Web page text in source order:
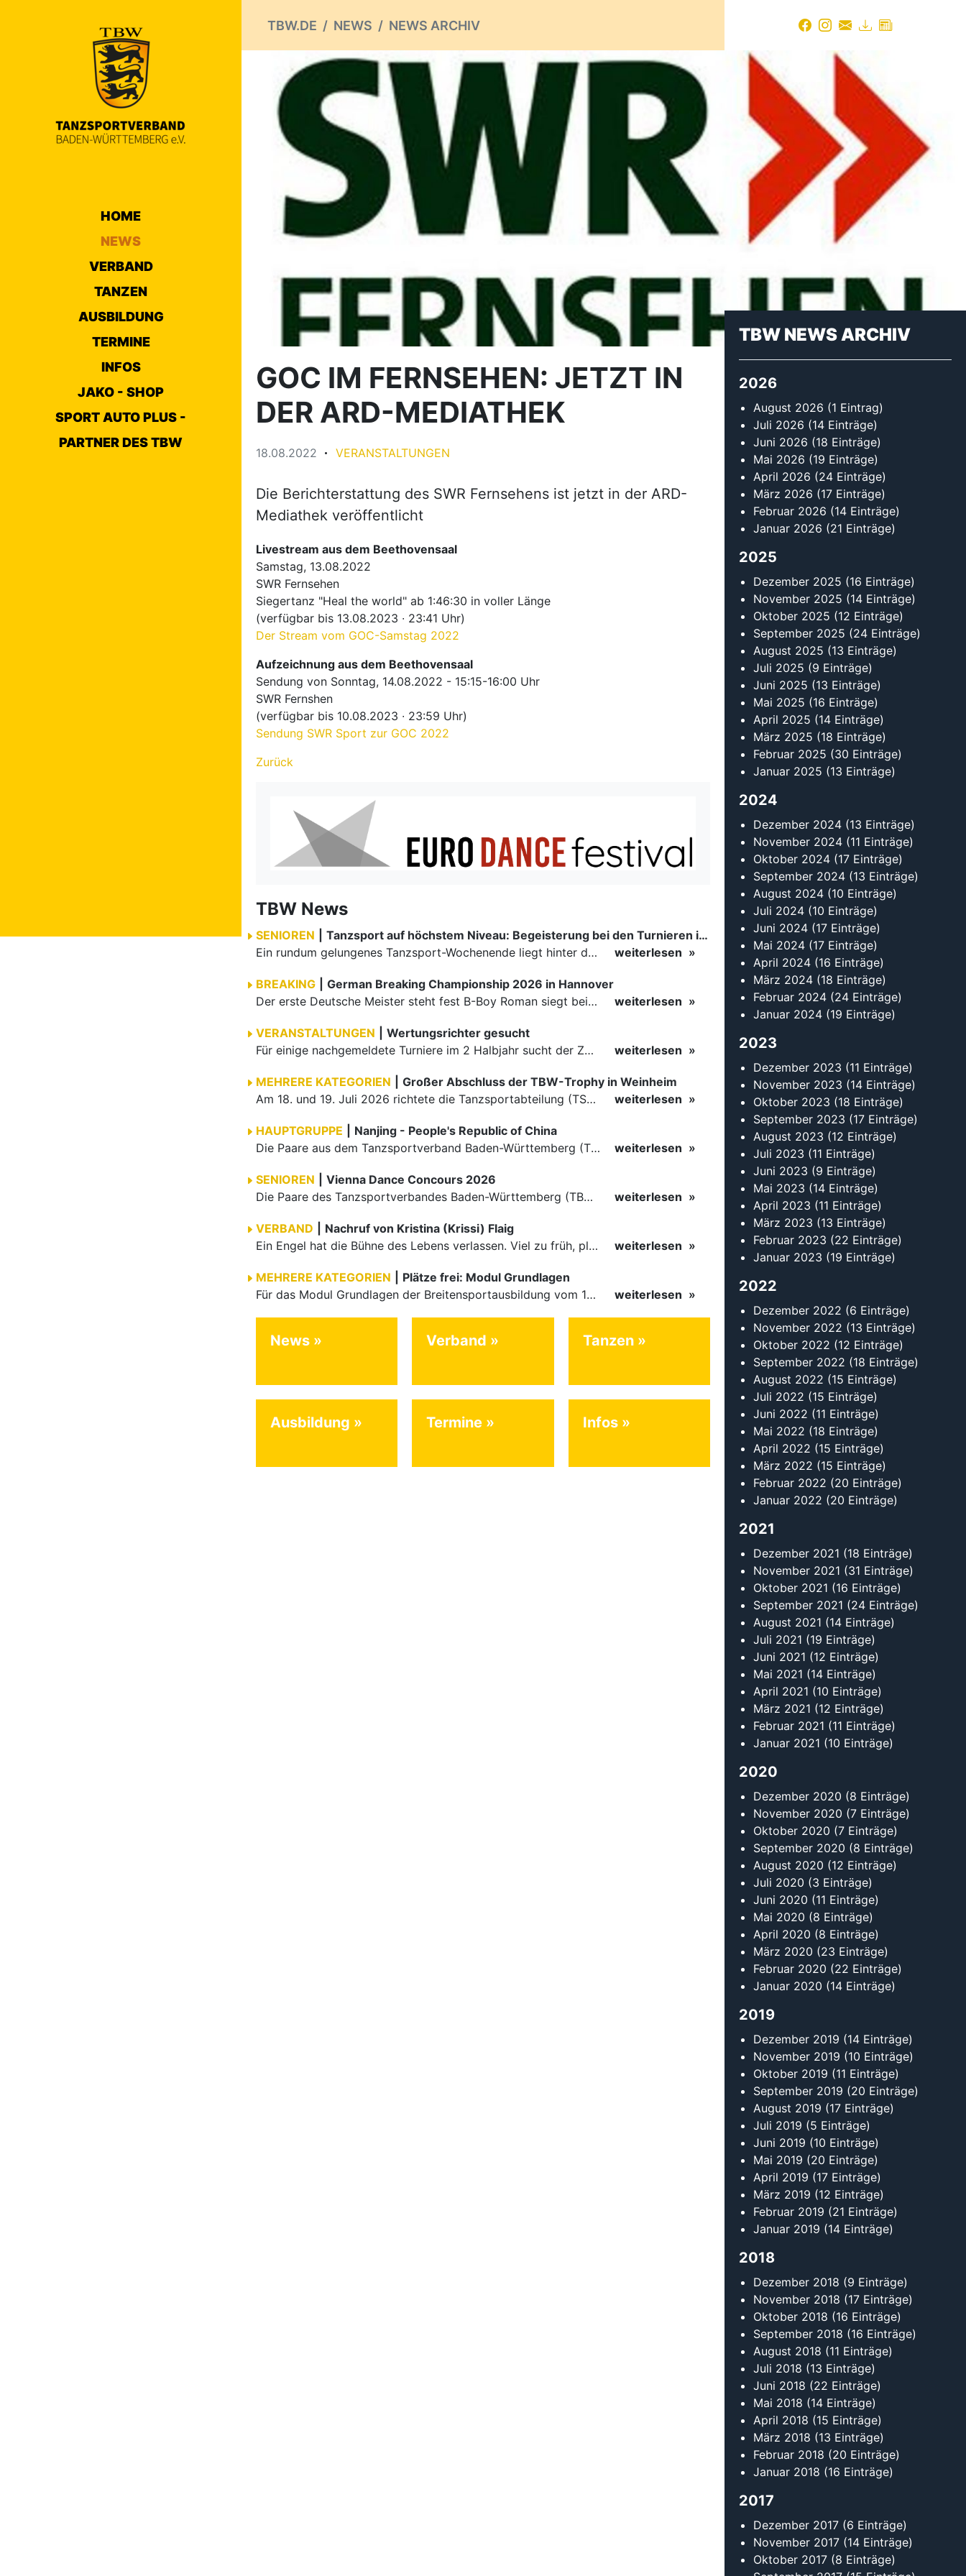
HOME
NEWS
VERBAND
TANZEN
AUSBILDUNG
TERMINE
INFOS
JAKO - SHOP
SPORT AUTO PLUS -
PARTNER DES TBW
TBW.DE NEWS NEWS ARCHIV
GOC IM FERNSEHEN: JETZT IN
DER ARD-MEDIATHEK
18.08.2022 VERANSTALTUNGEN
Die Berichterstattung des SWR Fernsehens ist jetzt in der ARD-
Mediathek veröffentlicht
Livestream aus dem Beethovensaal
Samstag, 13.08.2022
SWR Fernsehen
Siegertanz "Heal the world" ab 1:46:30 in voller Länge
(verfügbar bis 13.08.2023 ∙ 23:41 Uhr)
Der Stream vom GOC-Samstag 2022
Aufzeichnung aus dem Beethovensaal
Sendung von Sonntag, 14.08.2022 - 15:15-16:00 Uhr
SWR Fernshen
(verfügbar bis 10.08.2023 ∙ 23:59 Uhr)
Sendung SWR Sport zur GOC 2022
Zurück
TBW News
SENIOREN
Tanzsport auf höchstem Niveau: Begeisterung bei den Turnieren in…
Ein rundum gelungenes Tanzsport-Wochenende liegt hinter den Paaren und Organisatoren in Enzklösterle. Am 1. und 2. August 2026 verwandelte sich die Festhalle wieder in einen lebendigen Mittelpunkt des…
weiterlesen
BREAKING
German Breaking Championship 2026 in Hannover
Der erste Deutsche Meister steht fest B-Boy Roman siegt bei den Juniors
weiterlesen
VERANSTALTUNGEN
Wertungsrichter gesucht
Für einige nachgemeldete Turniere im 2 Halbjahr sucht der ZWE noch Wertungsrichter.
weiterlesen
MEHRERE KATEGORIEN
Großer Abschluss der TBW-Trophy in Weinheim
Am 18. und 19. Juli 2026 richtete die Tanzsportabteilung (TSA) der TSG 1862 Weinheim das Abschlussturnier der diesjährigen TBW-Trophy-Serie aus. Zum traditionellen Saisonfinale kamen rund 400 Starts über…
weiterlesen
HAUPTGRUPPE
Nanjing - People's Republic of China
Die Paare aus dem Tanzsportverband Baden-Württemberg (TBW) haben beim hochklassig besetzten WDSF GrandSlam im chinesischen Nanjing wieder einmal auf internationalem Top-Niveau geglänzt. Das…
weiterlesen
SENIOREN
Vienna Dance Concours 2026
Die Paare des Tanzsportverbandes Baden-Württemberg (TBW) glänzten auf dem internationalen Parkett des Vienna Dance Concourse 2026 im Wiener Rathaus mit hervorragenden Platzierungen Ergebnisse unter: …
weiterlesen
VERBAND
Nachruf von Kristina (Krissi) Flaig
Ein Engel hat die Bühne des Lebens verlassen. Viel zu früh, plötzlich und für uns alle unfassbar, wurde unsere geliebte Kristina (Krissi) Flaig im Alter von 36 Jahren aus dem Leben gerissen. Das Tanzen…
weiterlesen
MEHRERE KATEGORIEN
Plätze frei: Modul Grundlagen
Für das Modul Grundlagen der Breitensportausbildung vom 10. bis 13. September an der Landessportschule Albstadt sind noch Plätze frei. Das Modul kann auch für den Lizenzerhalt (30 LE fachlich) genutzt…
weiterlesen
News Verband Tanzen
Ausbildung Termine Infos
TBW NEWS ARCHIV
2026
August 2026 (1 Eintrag)
Juli 2026 (14 Einträge)
Juni 2026 (18 Einträge)
Mai 2026 (19 Einträge)
April 2026 (24 Einträge)
März 2026 (17 Einträge)
Februar 2026 (14 Einträge)
Januar 2026 (21 Einträge)
2025
Dezember 2025 (16 Einträge)
November 2025 (14 Einträge)
Oktober 2025 (12 Einträge)
September 2025 (24 Einträge)
August 2025 (13 Einträge)
Juli 2025 (9 Einträge)
Juni 2025 (13 Einträge)
Mai 2025 (16 Einträge)
April 2025 (14 Einträge)
März 2025 (18 Einträge)
Februar 2025 (30 Einträge)
Januar 2025 (13 Einträge)
2024
Dezember 2024 (13 Einträge)
November 2024 (11 Einträge)
Oktober 2024 (17 Einträge)
September 2024 (13 Einträge)
August 2024 (10 Einträge)
Juli 2024 (10 Einträge)
Juni 2024 (17 Einträge)
Mai 2024 (17 Einträge)
April 2024 (16 Einträge)
März 2024 (18 Einträge)
Februar 2024 (24 Einträge)
Januar 2024 (19 Einträge)
2023
Dezember 2023 (11 Einträge)
November 2023 (14 Einträge)
Oktober 2023 (18 Einträge)
September 2023 (17 Einträge)
August 2023 (12 Einträge)
Juli 2023 (11 Einträge)
Juni 2023 (9 Einträge)
Mai 2023 (14 Einträge)
April 2023 (11 Einträge)
März 2023 (13 Einträge)
Februar 2023 (22 Einträge)
Januar 2023 (19 Einträge)
2022
Dezember 2022 (6 Einträge)
November 2022 (13 Einträge)
Oktober 2022 (12 Einträge)
September 2022 (18 Einträge)
August 2022 (15 Einträge)
Juli 2022 (15 Einträge)
Juni 2022 (11 Einträge)
Mai 2022 (18 Einträge)
April 2022 (15 Einträge)
März 2022 (15 Einträge)
Februar 2022 (20 Einträge)
Januar 2022 (20 Einträge)
2021
Dezember 2021 (18 Einträge)
November 2021 (31 Einträge)
Oktober 2021 (16 Einträge)
September 2021 (24 Einträge)
August 2021 (14 Einträge)
Juli 2021 (19 Einträge)
Juni 2021 (12 Einträge)
Mai 2021 (14 Einträge)
April 2021 (10 Einträge)
März 2021 (12 Einträge)
Februar 2021 (11 Einträge)
Januar 2021 (10 Einträge)
2020
Dezember 2020 (8 Einträge)
November 2020 (7 Einträge)
Oktober 2020 (7 Einträge)
September 2020 (8 Einträge)
August 2020 (12 Einträge)
Juli 2020 (3 Einträge)
Juni 2020 (11 Einträge)
Mai 2020 (8 Einträge)
April 2020 (8 Einträge)
März 2020 (23 Einträge)
Februar 2020 (22 Einträge)
Januar 2020 (14 Einträge)
2019
Dezember 2019 (14 Einträge)
November 2019 (10 Einträge)
Oktober 2019 (11 Einträge)
September 2019 (20 Einträge)
August 2019 (17 Einträge)
Juli 2019 (5 Einträge)
Juni 2019 (10 Einträge)
Mai 2019 (20 Einträge)
April 2019 (17 Einträge)
März 2019 (12 Einträge)
Februar 2019 (21 Einträge)
Januar 2019 (14 Einträge)
2018
Dezember 2018 (9 Einträge)
November 2018 (17 Einträge)
Oktober 2018 (16 Einträge)
September 2018 (16 Einträge)
August 2018 (11 Einträge)
Juli 2018 (13 Einträge)
Juni 2018 (22 Einträge)
Mai 2018 (14 Einträge)
April 2018 (15 Einträge)
März 2018 (13 Einträge)
Februar 2018 (20 Einträge)
Januar 2018 (16 Einträge)
2017
Dezember 2017 (6 Einträge)
November 2017 (14 Einträge)
Oktober 2017 (8 Einträge)